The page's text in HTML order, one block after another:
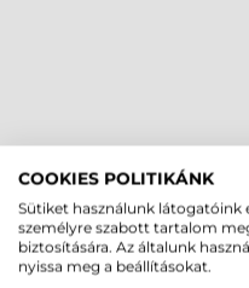
COOKIES POLITIKÁNK
Sütiket használunk látogatóink
személyre szabott tartalom
biztosítására. Az általunk
nyissa meg a beállításokat.